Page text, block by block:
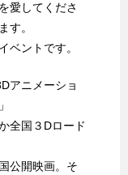
愛してくださ
す。
ベントです。
アニメーショ
全国３Dロード
公開映画。そ